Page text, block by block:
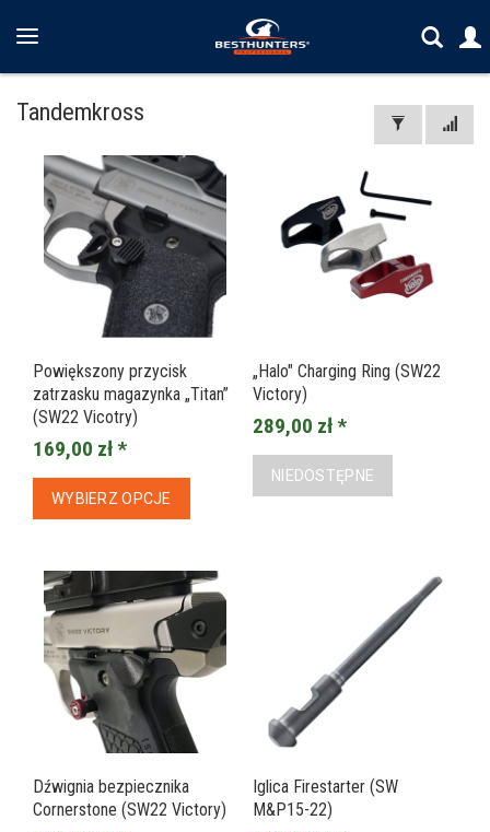
Tandemkross
Powiększony przycisk
zatrzasku magazynka „Titan”
(SW22 Vicotry)
169,00 zł *
WYBIERZ OPCJE
„Halo" Charging Ring (SW22
Victory)
289,00 zł *
NIEDOSTĘPNE
Dźwignia bezpiecznika
Cornerstone (SW22 Victory)
Iglica Firestarter (SW
M&P15-22)